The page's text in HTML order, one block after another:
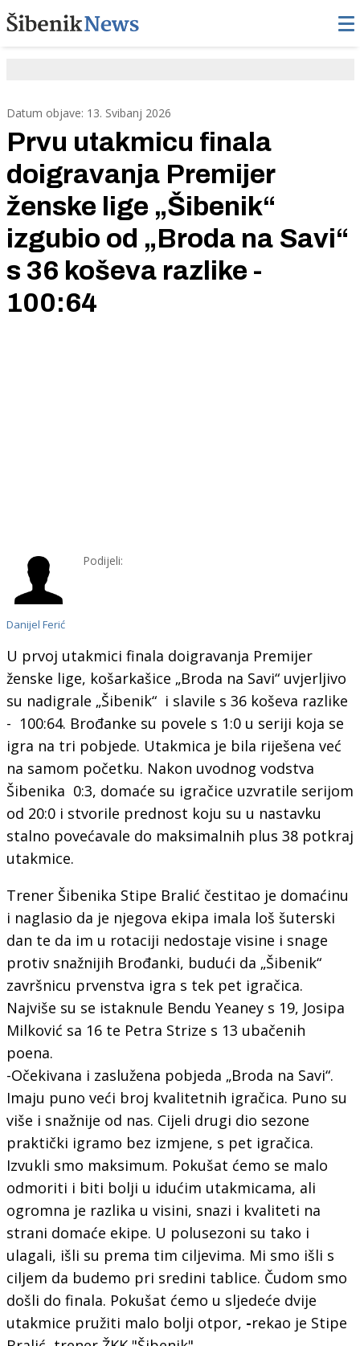
Datum objave: 13. Svibanj 2026
Prvu utakmicu finala
doigravanja Premijer
ženske lige „Šibenik“
izgubio od „Broda na Savi“
s 36 koševa razlike -
100:64
Danijel Ferić
Podijeli:
U prvoj utakmici finala doigravanja Premijer
ženske lige, košarkašice „Broda na Savi“ uvjerljivo
su nadigrale „Šibenik“ i slavile s 36 koševa razlike
- 100:64. Brođanke su povele s 1:0 u seriji koja se
igra na tri pobjede. Utakmica je bila riješena već
na samom početku. Nakon uvodnog vodstva
Šibenika 0:3, domaće su igračice uzvratile serijom
od 20:0 i stvorile prednost koju su u nastavku
stalno povećavale do maksimalnih plus 38 potkraj
utakmice.
Trener Šibenika Stipe Bralić čestitao je domaćinu
i naglasio da je njegova ekipa imala loš šuterski
dan te da im u rotaciji nedostaje visine i snage
protiv snažnijih Brođanki, budući da „Šibenik“
završnicu prvenstva igra s tek pet igračica.
Najviše su se istaknule Bendu Yeaney s 19, Josipa
Milković sa 16 te Petra Strize s 13 ubačenih
poena.
-Očekivana i zaslužena pobjeda „Broda na Savi“.
Imaju puno veći broj kvalitetnih igračica. Puno su
više i snažnije od nas. Cijeli drugi dio sezone
praktički igramo bez izmjene, s pet igračica.
Izvukli smo maksimum. Pokušat ćemo se malo
odmoriti i biti bolji u idućim utakmicama, ali
ogromna je razlika u visini, snazi i kvaliteti na
strani domaće ekipe. U polusezoni su tako i
ulagali, išli su prema tim ciljevima. Mi smo išli s
ciljem da budemo pri sredini tablice. Čudom smo
došli do finala. Pokušat ćemo u sljedeće dvije
utakmice pružiti malo bolji otpor, -rekao je Stipe